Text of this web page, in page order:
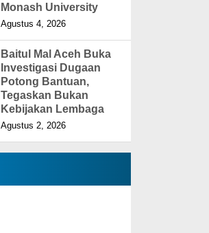
Monash University
Agustus 4, 2026
Baitul Mal Aceh Buka
Investigasi Dugaan
Potong Bantuan,
Tegaskan Bukan
Kebijakan Lembaga
Agustus 2, 2026